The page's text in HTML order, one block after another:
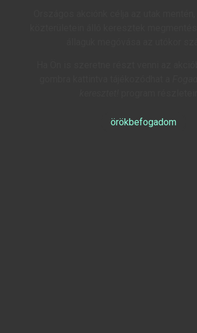
örökbefogadom